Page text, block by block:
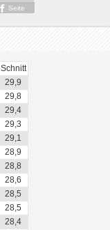
Seite
Schnitt
29,9
29,8
29,4
29,3
29,1
28,9
28,8
28,6
28,5
28,5
28,4